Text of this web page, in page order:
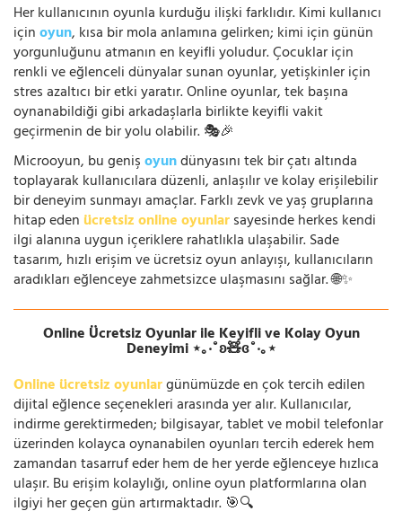
Her kullanıcının oyunla kurduğu ilişki farklıdır. Kimi kullanıcı
içinoyun, kısa bir mola anlamına gelirken; kimi için günün
yorgunluğunu atmanın en keyifli yoludur. Çocuklar için
renkli ve eğlenceli dünyalar sunan oyunlar, yetişkinler için
stres azaltıcı bir etki yaratır. Online oyunlar, tek başına
oynanabildiği gibi arkadaşlarla birlikte keyifli vakit
geçirmenin de bir yolu olabilir. 🎭🎉
Microoyun, bu genişoyundünyasını tek bir çatı altında
toplayarak kullanıcılara düzenli, anlaşılır ve kolay erişilebilir
bir deneyim sunmayı amaçlar. Farklı zevk ve yaş gruplarına
hitap eden ücretsiz online oyunlarsayesinde herkes kendi
ilgi alanına uygun içeriklere rahatlıkla ulaşabilir. Sade
tasarım, hızlı erişim ve ücretsiz oyun anlayışı, kullanıcıların
aradıkları eğlenceye zahmetsizce ulaşmasını sağlar. 🌐✨
Online Ücretsiz Oyunlar ile Keyifli ve Kolay Oyun
Deneyimi ⋆｡‧˚ʚ🧸ɞ˚‧｡⋆
Online ücretsiz oyunlargünümüzde en çok tercih edilen
dijital eğlence seçenekleri arasında yer alır. Kullanıcılar,
indirme gerektirmeden; bilgisayar, tablet ve mobil telefonlar
üzerinden kolayca oynanabilen oyunları tercih ederek hem
zamandan tasarruf eder hem de her yerde eğlenceye hızlıca
ulaşır. Bu erişim kolaylığı, online oyun platformlarına olan
ilgiyi her geçen gün artırmaktadır. 🎯🔍